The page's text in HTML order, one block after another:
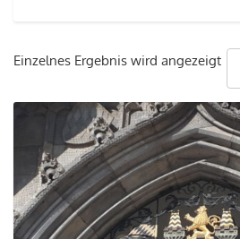
Einzelnes Ergebnis wird angezeigt